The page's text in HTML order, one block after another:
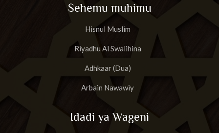
Sehemu muhimu
Hisnul Muslim
Riyadhu Al Swalihina
Adhkaar (Dua)
Arbain Nawawiy
Idadi ya Wageni